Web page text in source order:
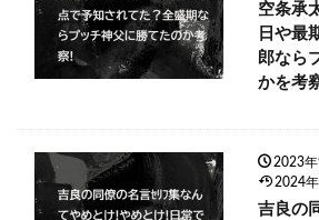
空条承
日や最
郎なら
かを考
2023年
2024
吉良の